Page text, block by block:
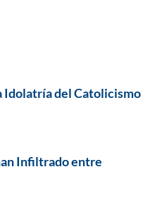
Idolatría del Catolicismo
Infiltrado entre